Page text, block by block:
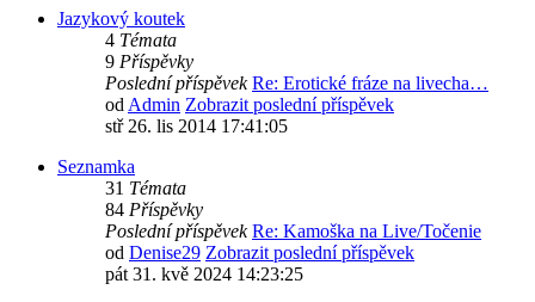
Jazykový koutek
4 Témata
9 Příspěvky
Poslední příspěvek Re: Erotické fráze na livecha…
od Admin Zobrazit poslední příspěvek
stř 26. lis 2014 17:41:05
Seznamka
31 Témata
84 Příspěvky
Poslední příspěvek Re: Kamoška na Live/Točenie
od Denise29 Zobrazit poslední příspěvek
pát 31. kvě 2024 14:23:25